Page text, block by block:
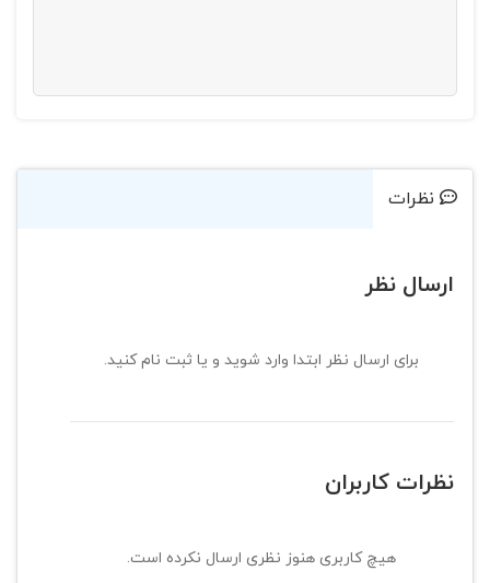
نظرات
ارسال نظر
برای ارسال نظر ابتدا وارد شوید و یا ثبت نام کنید.
نظرات کاربران
هیچ کاربری هنوز نظری ارسال نکرده است.